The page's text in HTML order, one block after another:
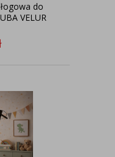
do
VELUR